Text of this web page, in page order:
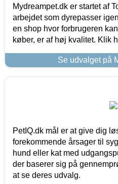
Mydreampet.dk er startet af
arbejdet som dyrepasser
en shop hvor forbrugeren
køber, er af høj kvalitet. Klik
Se udvalget på
PetIQ.dk mål er at give dig
forekommende årsager til
hund eller kat med
der baserer sig på
at se deres udvalg.